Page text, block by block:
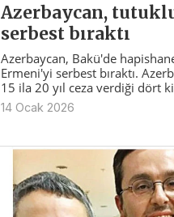
Azerbaycan,
serbest bıraktı
Azerbaycan, Bakü'de
Ermeni'yi serbest bıraktı.
15 ila 20 yıl ceza verdiği dört
14 Ocak 2026